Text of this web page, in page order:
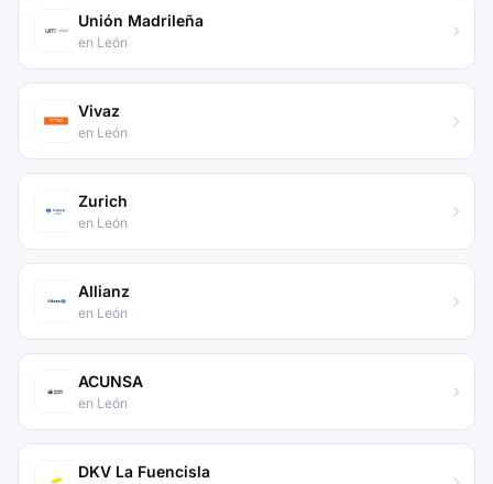
Unión Madrileña
en León
Vivaz
en León
Zurich
en León
Allianz
en León
ACUNSA
en León
DKV La Fuencisla